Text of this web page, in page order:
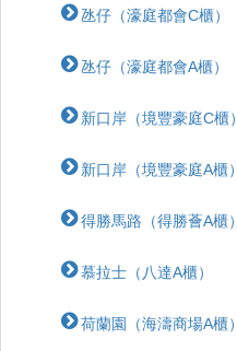
氹仔（濠庭都會C櫃）
氹仔（濠庭都會A櫃）
新口岸（境豐豪庭C櫃）
新口岸（境豐豪庭A櫃）
得勝馬路（得勝薈A櫃）
慕拉士（八達A櫃）
荷蘭園（海濤商場A櫃）